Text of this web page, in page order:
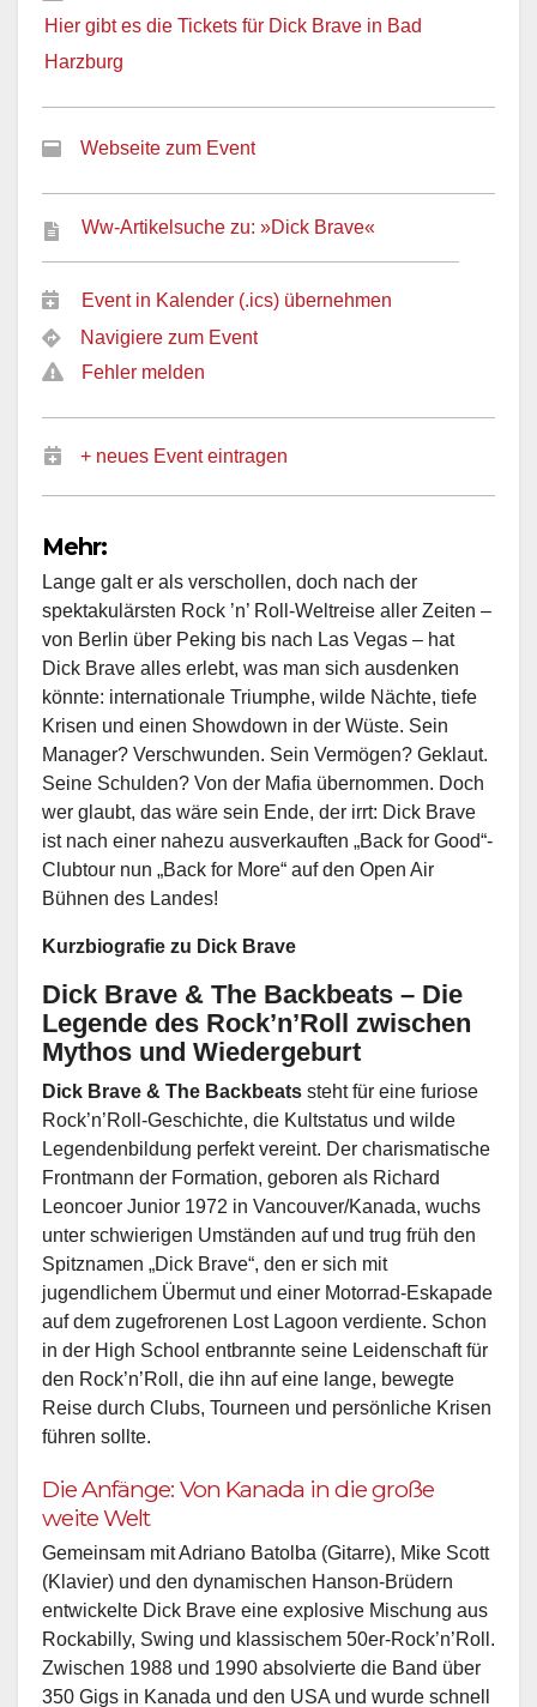
Hier gibt es die Tickets für Dick Brave in Bad
Harzburg
Webseite zum Event
Ww-Artikelsuche zu: »Dick Brave«
Event in Kalender (.ics) übernehmen
Navigiere zum Event
Fehler melden
+ neues Event eintragen
Mehr:
Lange galt er als verschollen, doch nach der
spektakulärsten Rock ’n’ Roll-Weltreise aller Zeiten –
von Berlin über Peking bis nach Las Vegas – hat
Dick Brave alles erlebt, was man sich ausdenken
könnte: internationale Triumphe, wilde Nächte, tiefe
Krisen und einen Showdown in der Wüste. Sein
Manager? Verschwunden. Sein Vermögen? Geklaut.
Seine Schulden? Von der Mafia übernommen. Doch
wer glaubt, das wäre sein Ende, der irrt: Dick Brave
ist nach einer nahezu ausverkauften „Back for Good“-
Clubtour nun „Back for More“ auf den Open Air
Bühnen des Landes!
Kurzbiografie zu Dick Brave
Dick Brave & The Backbeats – Die
Legende des Rock’n’Roll zwischen
Mythos und Wiedergeburt
Dick Brave & The Backbeats steht für eine furiose
Rock’n’Roll-Geschichte, die Kultstatus und wilde
Legendenbildung perfekt vereint. Der charismatische
Frontmann der Formation, geboren als Richard
Leoncoer Junior 1972 in Vancouver/Kanada, wuchs
unter schwierigen Umständen auf und trug früh den
Spitznamen „Dick Brave“, den er sich mit
jugendlichem Übermut und einer Motorrad-Eskapade
auf dem zugefrorenen Lost Lagoon verdiente. Schon
in der High School entbrannte seine Leidenschaft für
den Rock’n’Roll, die ihn auf eine lange, bewegte
Reise durch Clubs, Tourneen und persönliche Krisen
führen sollte.
Die Anfänge: Von Kanada in die große
weite Welt
Gemeinsam mit Adriano Batolba (Gitarre), Mike Scott
(Klavier) und den dynamischen Hanson-Brüdern
entwickelte Dick Brave eine explosive Mischung aus
Rockabilly, Swing und klassischem 50er-Rock’n’Roll.
Zwischen 1988 und 1990 absolvierte die Band über
350 Gigs in Kanada und den USA und wurde schnell